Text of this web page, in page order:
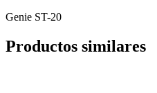
Genie ST-20
Productos similares